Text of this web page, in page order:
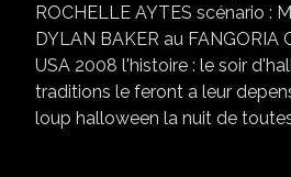
ROCHELLE AYTES scénario :
DYLAN BAKER au FANGORIA
USA 2008 l'histoire : le soir
traditions le feront a leur
loup halloween la nuit de